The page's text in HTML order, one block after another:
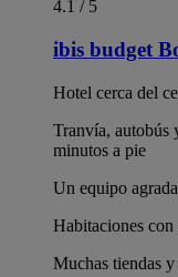
4.1 / 5
ibis budget
Hotel cerca del
Tranvía, autobús
minutos a pie
Un equipo
Habitaciones con
Muchas tiendas y